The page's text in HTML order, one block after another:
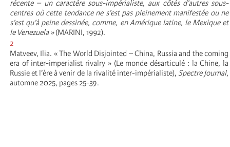
récente – un caractère sous-impérialiste, aux côtés d’autres sous-
centres où cette tendance ne s’est pas pleinement manifestée ou ne
s’est qu’à peine dessinée, comme, en Amérique latine, le Mexique et
le Venezuela »(MARINI, 1992).
2
Matveev, Ilia. « The World Disjointed – China, Russia and the coming
era of inter-imperialist rivalry » (Le monde désarticulé : la Chine, la
Russie et l’ère à venir de la rivalité inter-impérialiste), Spectre Journal,
automne 2025, pages 25-39.